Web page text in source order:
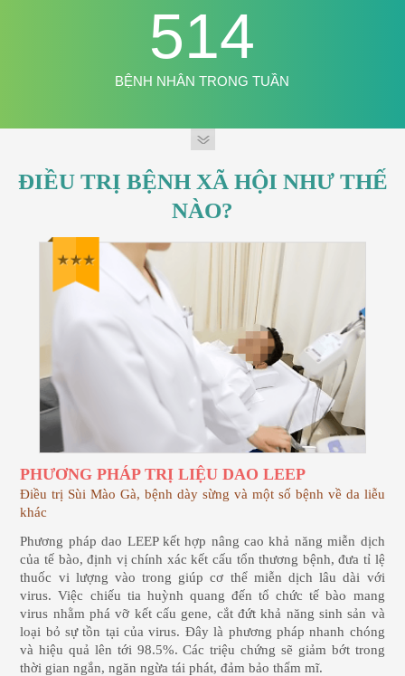
514
BỆNH NHÂN TRONG TUẦN
ĐIỀU TRỊ BỆNH XÃ HỘI NHƯ THẾ
NÀO?
PHƯƠNG PHÁP TRỊ LIỆU DAO LEEP
Điều trị Sùi Mào Gà, bệnh dày sừng và một số bệnh về da liễu
khác
Phương pháp dao LEEP kết hợp nâng cao khả năng miễn dịch
của tế bào, định vị chính xác kết cấu tổn thương bệnh, đưa tỉ lệ
thuốc vi lượng vào trong giúp cơ thể miễn dịch lâu dài với
virus. Việc chiếu tia huỳnh quang đến tổ chức tế bào mang
virus nhằm phá vỡ kết cấu gene, cắt đứt khả năng sinh sản và
loại bỏ sự tồn tại của virus. Đây là phương pháp nhanh chóng
và hiệu quả lên tới 98.5%. Các triệu chứng sẽ giảm bớt trong
thời gian ngắn, ngăn ngừa tái phát, đảm bảo thẩm mĩ.